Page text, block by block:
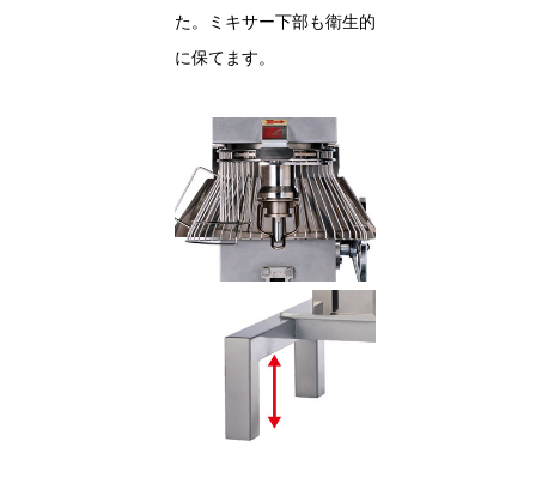
た。ミキサー下部も衛生的
に保てます。